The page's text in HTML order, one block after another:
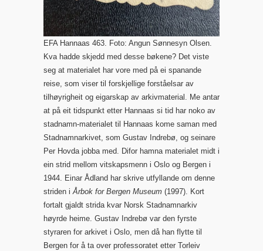
EFA Hannaas 463. Foto: Angun Sønnesyn Olsen.
Kva hadde skjedd med desse bøkene? Det viste
seg at materialet har vore med på ei spanande
reise, som viser til forskjellige forståelsar av
tilhøyrigheit og eigarskap av arkivmaterial. Me antar
at på eit tidspunkt etter Hannaas si tid har noko av
stadnamn-materialet til Hannaas kome saman med
Stadnamnarkivet, som Gustav Indrebø, og seinare
Per Hovda jobba med. Difor hamna materialet midt i
ein strid mellom vitskapsmenn i Oslo og Bergen i
1944. Einar Ådland har skrive utfyllande om denne
striden iÅrbok for Bergen Museum (1997). Kort
fortalt gjaldt strida kvar Norsk Stadnamnarkiv
høyrde heime. Gustav Indrebø var den fyrste
styraren for arkivet i Oslo, men då han flytte til
Bergen for å ta over professoratet etter Torleiv